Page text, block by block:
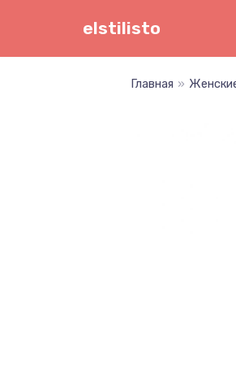
elstilisto
Главная »